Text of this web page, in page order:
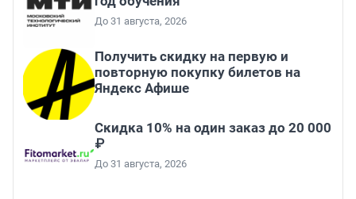
До 31 августа, 2026
Получить скидку на первую и
повторную покупку билетов на
Яндекс Афише
Скидка 10% на один заказ до 20 000
₽
До 31 августа, 2026